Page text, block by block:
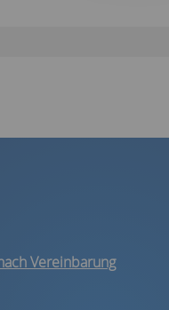
Vereinbarung